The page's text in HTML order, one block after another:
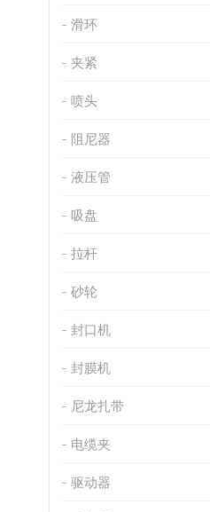
滑环
夹紧
喷头
阻尼器
液压管
吸盘
拉杆
砂轮
封口机
封膜机
尼龙扎带
电缆夹
驱动器